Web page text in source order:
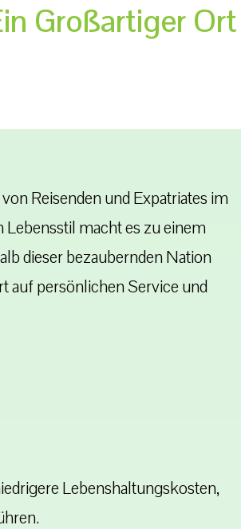
Großartiger Ort
Reisenden und Expatriates im
macht es zu einem
dieser bezaubernden Nation
auf persönlichen Service und
Lebenshaltungskosten,